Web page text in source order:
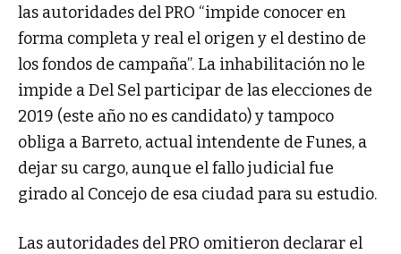
las autoridades del PRO “impide conocer en
forma completa y real el origen y el destino de
los fondos de campaña”. La inhabilitación no le
impide a Del Sel participar de las elecciones de
2019 (este año no es candidato) y tampoco
obliga a Barreto, actual intendente de Funes, a
dejar su cargo, aunque el fallo judicial fue
girado al Concejo de esa ciudad para su estudio.
Las autoridades del PRO omitieron declarar el